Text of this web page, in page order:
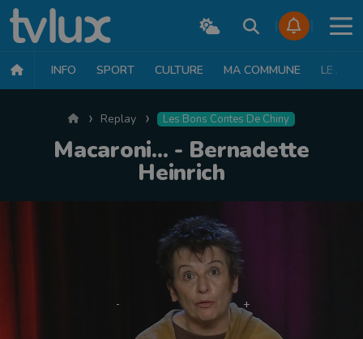
INFO SPORT CULTURE MA COMMUNE LE JT
AccueilReplay Les Bons Contes De Chiny
Macaroni... - Bernadette
Heinrich